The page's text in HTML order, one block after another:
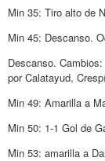
Min 35: Tiro alto de
Min 45: Descanso.
Descanso.
por Calatayud,
Min 49: Amarilla a
Min 50: 1-1 Gol de
Min 53: amarilla a